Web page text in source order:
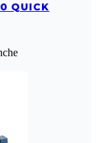
QUICK